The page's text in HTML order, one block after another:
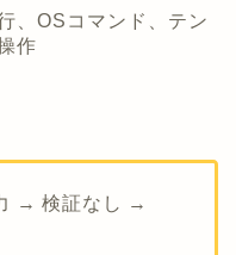
、OSコマンド、テン
作
→ 検証なし →